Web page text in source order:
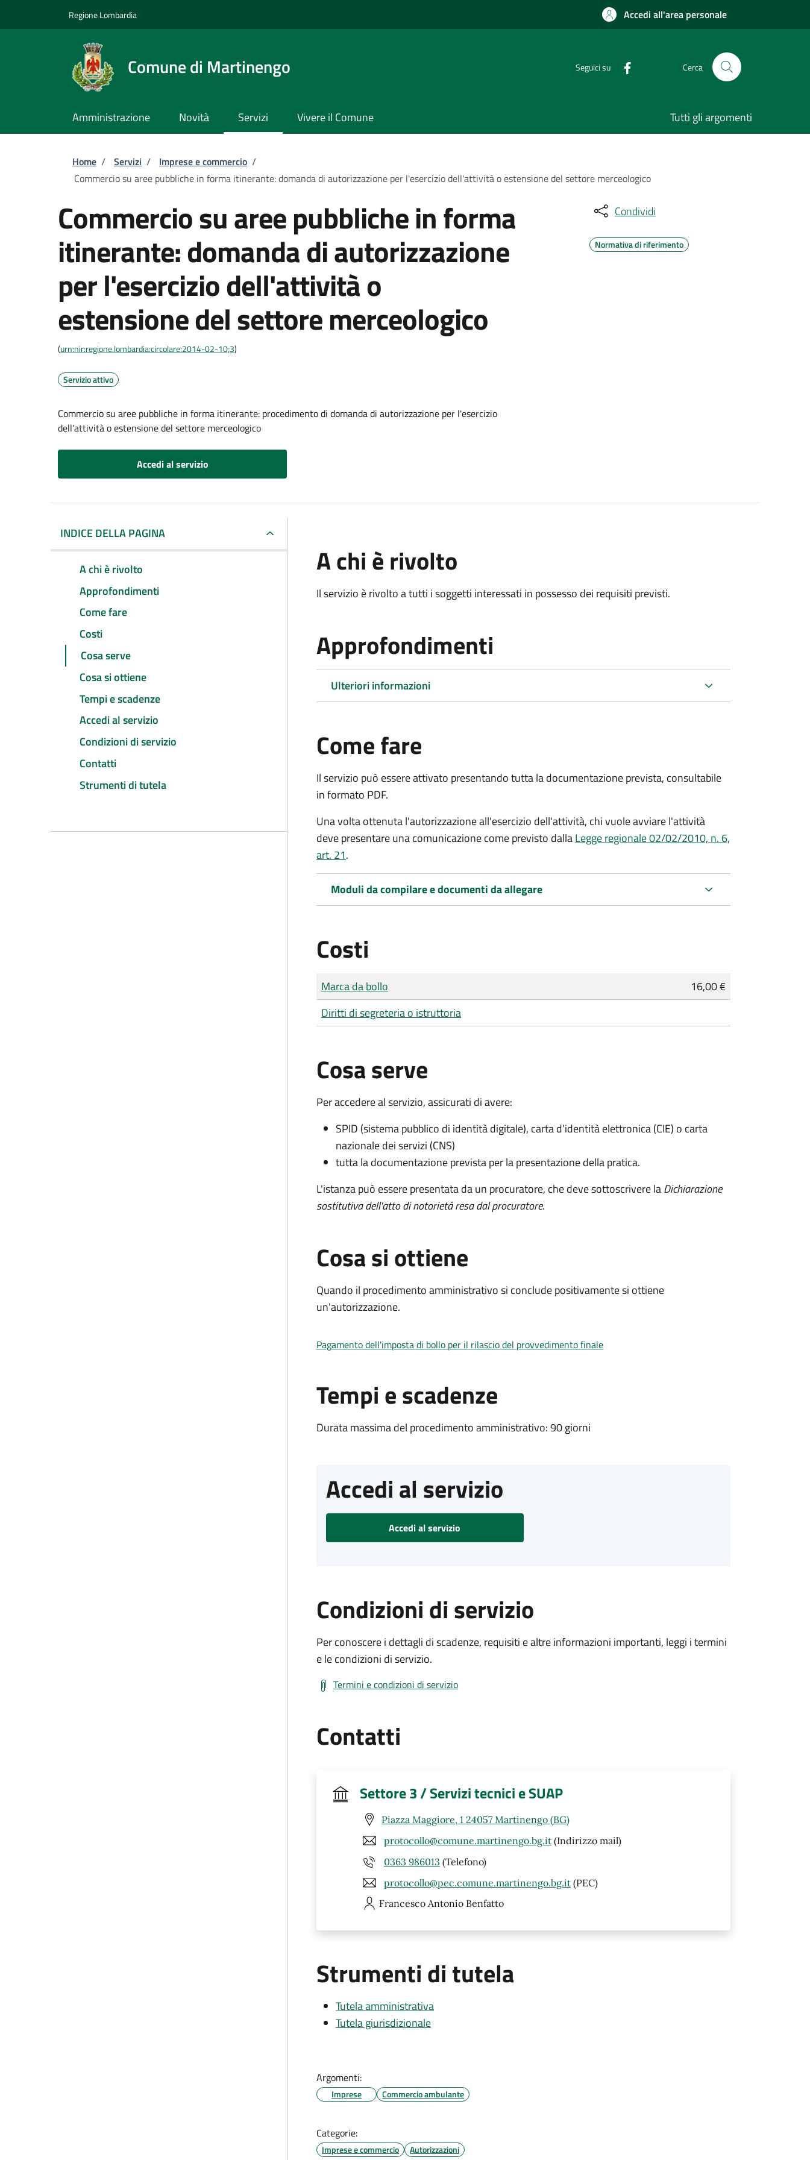
Regione Lombardia Accedi all'area personale
Comune di Martinengo Seguici su Cerca
Amministrazione Novità Servizi Vivere il Comune Tutti gli argomenti
Briciole di pane
Home / Servizi / Imprese e commercio /
Commercio su aree pubbliche in forma itinerante: domanda di autorizzazione per l'esercizio dell'attività o estensione del settore merceologico
Commercio su aree pubbliche in forma
itinerante: domanda di autorizzazione
per l'esercizio dell'attività o
estensione del settore merceologico
(urn:nir:regione.lombardia:circolare:2014-02-10;3)
Servizio attivo
Commercio su aree pubbliche in forma itinerante: procedimento di domanda di autorizzazione per l'esercizio
dell'attività o estensione del settore merceologico
Accedi al servizio
Condividi
Normativa di riferimento
INDICE DELLA PAGINA
A chi è rivolto
Approfondimenti
Come fare
Costi
Cosa serve
Cosa si ottiene
Tempi e scadenze
Accedi al servizio
Condizioni di servizio
Contatti
Strumenti di tutela
A chi è rivolto
Il servizio è rivolto a tutti i soggetti interessati in possesso dei requisiti previsti.
Approfondimenti
Ulteriori informazioni
Come fare
Il servizio può essere attivato presentando tutta la documentazione prevista, consultabile
in formato PDF.
Una volta ottenuta l'autorizzazione all'esercizio dell'attività, chi vuole avviare l'attività
deve presentare una comunicazione come previsto dallaLegge regionale 02/02/2010, n. 6,
art. 21.
Moduli da compilare e documenti da allegare
Costi
Tipo di pagamento
Importo
Marca da bollo
16,00 €
Diritti di segreteria o istruttoria
Cosa serve
Per accedere al servizio, assicurati di avere:
SPID (sistema pubblico di identità digitale), carta d’identità elettronica (CIE) o carta
nazionale dei servizi (CNS)
tutta la documentazione prevista per la presentazione della pratica.
L'istanza può essere presentata da un procuratore, che deve sottoscrivere laDichiarazione
sostitutiva dell'atto di notorietà resa dal procuratore.
Cosa si ottiene
Quando il procedimento amministrativo si conclude positivamente si ottiene
un'autorizzazione.
Pagamento dell'imposta di bollo per il rilascio del provvedimento finale
Tempi e scadenze
Durata massima del procedimento amministrativo: 90 giorni
Accedi al servizio
Accedi al servizio
Condizioni di servizio
Per conoscere i dettagli di scadenze, requisiti e altre informazioni importanti, leggi i termini
e le condizioni di servizio.
Termini e condizioni di servizio
Contatti
Settore 3 / Servizi tecnici e SUAP
Piazza Maggiore, 1 24057 Martinengo (BG)
protocollo@comune.martinengo.bg.it (Indirizzo mail)
0363 986013 (Telefono)
protocollo@pec.comune.martinengo.bg.it (PEC)
Francesco Antonio Benfatto
Strumenti di tutela
Tutela amministrativa
Tutela giurisdizionale
Argomenti:
Imprese Commercio ambulante
Categorie:
Imprese e commercio Autorizzazioni